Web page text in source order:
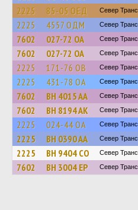
2225 85-05 ОЕД Север Транс
2225 4557 ОДМ Север Транс
7602 027-72 ОА Север Транс
7602 027-72 ОА Север Транс
2225 171-76 ОВ Север Транс
2225 431-78 ОА Север Транс
7602 BH 4015 AA Север Транс
7602 BH 8194 AK Север Транс
2225 024-44 ОА Север Транс
2225 BH 0390 AA Север Транс
2225 BH 9404 CO Север Транс
7602 BH 3004 EP Север Транс